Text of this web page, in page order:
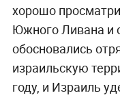
хорошо
Южного Ливана и
обосновались
израильскую
году, и Израиль